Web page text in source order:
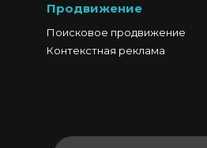
Продвижение
Поисковое продвижение
Контекстная реклама